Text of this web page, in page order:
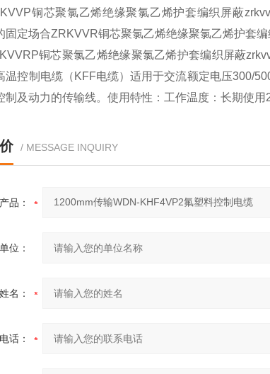
铜芯聚氯乙烯绝缘聚氯乙烯护套编织屏蔽
固定场合ZRKVVR铜芯聚氯乙烯绝缘聚氯乙烯护套
铜芯聚氯乙烯绝缘聚氯乙烯护套编织屏蔽
温控制电缆（KFF电缆）适用于交流额定电压300/
制及动力的传输线。使用特性：工作温度：长期使
/ MESSAGE INQUIRY
产品：
位：
名：
话：